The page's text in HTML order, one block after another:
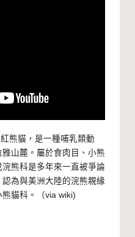
紅熊貓，是一種哺乳類動
雅山麓。屬於食肉目、小熊
浣熊科是多年來一直被爭論
認為與美洲大陸的浣熊親緣
熊貓科。（via wiki)